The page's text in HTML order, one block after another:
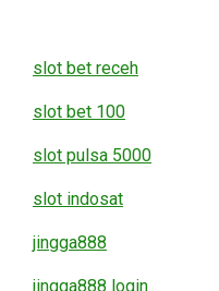
slot bet receh
slot bet 100
slot pulsa 5000
slot indosat
jingga888
jingga888 login